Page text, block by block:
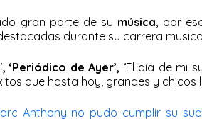
gran parte de su música , por
durante su carrera
, ‘Periódico de Ayer’, ‘El día de mi
que hasta hoy, grandes y chicos
Anthony no pudo cumplir su